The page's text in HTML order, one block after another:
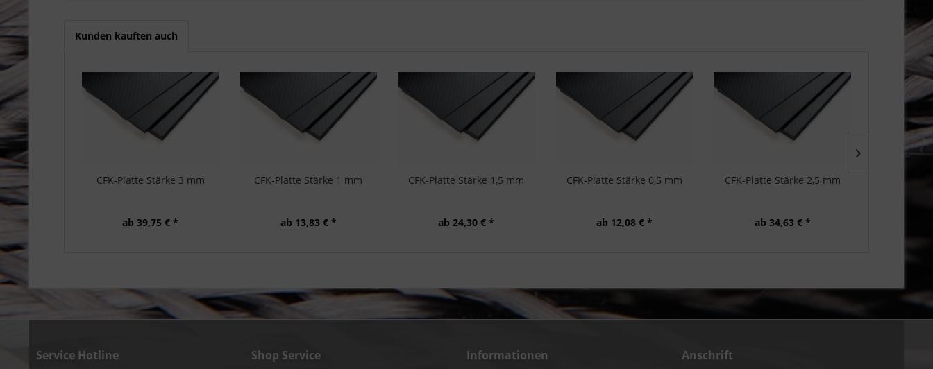
Kunden kauften auch
CFK-Platte Stärke 3 mm
ab 39,75 € *
CFK-Platte Stärke 1 mm
ab 13,83 € *
CFK-Platte Stärke 1,5 mm
ab 24,30 € *
CFK-Platte Stärke 0,5 mm
ab 12,08 € *
CFK-Platte Stärke 2,5 mm
ab 34,63 € *
Service Hotline Shop Service Informationen Anschrift